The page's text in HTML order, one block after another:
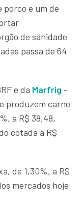
porco e um de
de sanidade
passa de 64
e da Marfrig -
produzem carne
a R$ 38,48,
cotada a R$
de 1,30%, a R$
mercados hoje